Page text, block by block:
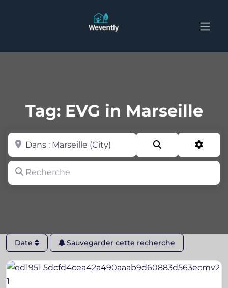
Tag: EVG in Marseille
Recherche
Zone
Date Sauvegarder cette recherche